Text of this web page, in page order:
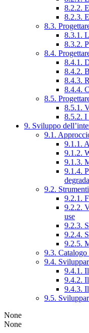
8.2.2.
8.2.3.
8.3.
8.3.1.
8.3.2.
8.4.
8.4.1.
8.4.2.
8.4.3.
8.4.4.
8.5.
8.5.1.
8.5.2. I
9. Sviluppo
9.1.
9.1.1.
9.1.2.
9.1.3.
9.1.4.
9.2.
9.2.1.
9.2.2.
use
9.2.3.
9.2.4.
9.2.5.
9.3. Catalogo
9.4.
9.4.1.
9.4.2.
9.4.3.
9.5.
None
None